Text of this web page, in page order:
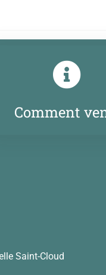
Comment
Saint-Cloud